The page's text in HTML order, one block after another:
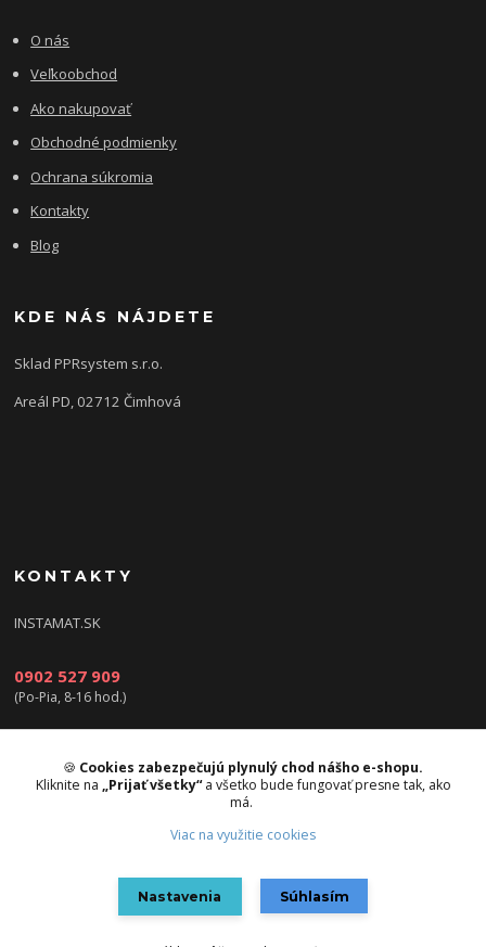
O nás
Veľkoobchod
Ako nakupovať
Obchodné podmienky
Ochrana súkromia
Kontakty
Blog
KDE NÁS NÁJDETE
Sklad PPRsystem s.r.o.
Areál PD, 02712 Čimhová
KONTAKTY
INSTAMAT.SK
0902 527 909
(Po-Pia, 8-16 hod.)
info@instamat.sk
🍪 Cookies zabezpečujú plynulý chod nášho e-shopu.
Kliknite na „Prijať všetky“a všetko bude fungovať presne tak, ako
má.
Viac na využitie cookies
Nastavenia Súhlasím